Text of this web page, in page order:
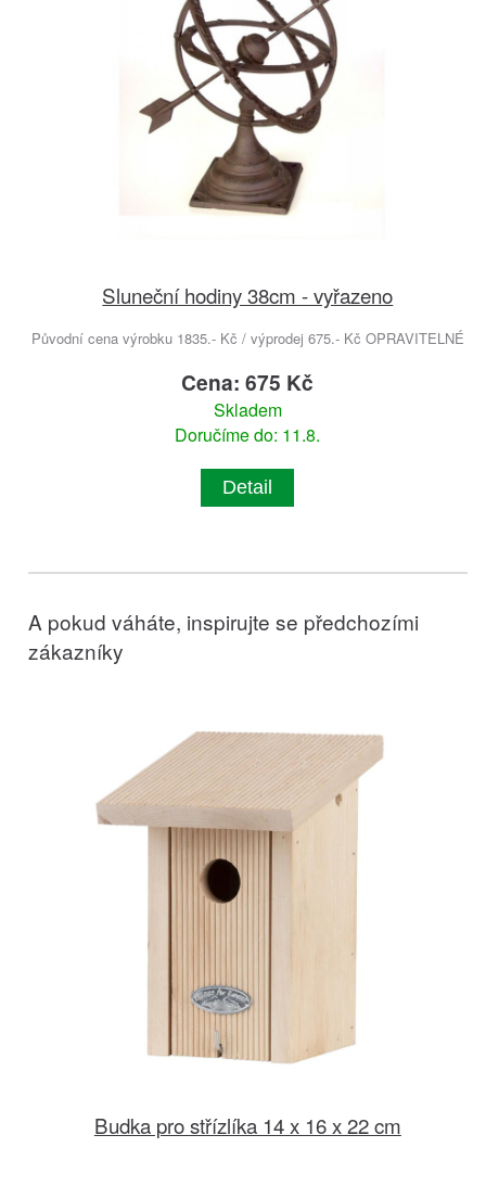
Sluneční hodiny 38cm - vyřazeno
Původní cena výrobku 1835.- Kč / výprodej 675.- Kč OPRAVITELNÉ
Cena: 675 Kč
Skladem
Doručíme do: 11.8.
Detail
A pokud váháte, inspirujte se předchozími
zákazníky
Budka pro střízlíka 14 x 16 x 22 cm